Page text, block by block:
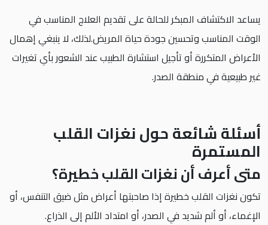
يساعد الاكتشاف المبكر للحالة على تقديم العلاج المناسب في
الوقت المناسب وتحسين جودة حياة المريض.لذلك، لا ينبغي إهمال
الأعراض المتكررة أو تأجيل استشارة الطبيب عند الشعور بأي تغيرات
غير طبيعية في منطقة الصدر.
أسئلة شائعة حول نغزات القلب
المستمرة
متى أعرف أن نغزات القلب خطيرة؟
تكون نغزات القلب خطيرة إذا صاحبتها أعراض مثل ضيق التنفس، أو
الإغماء، أو ألم شديد في الصدر، أو امتداد الألم إلى الذراع.